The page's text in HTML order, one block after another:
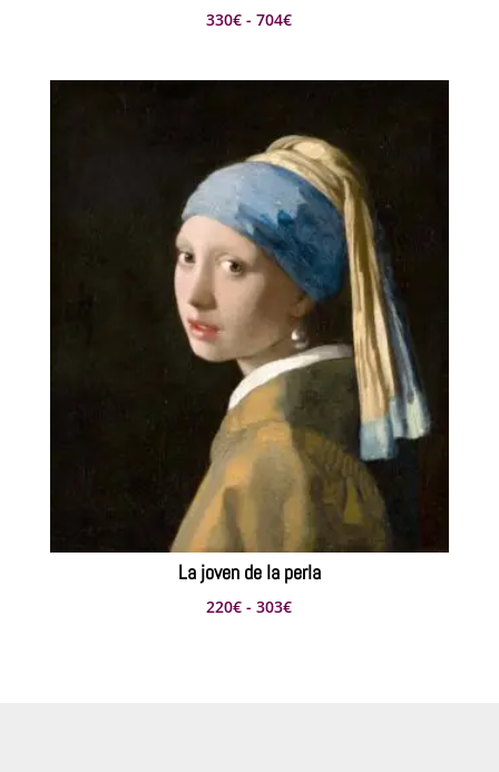
330€ - 704€Rango
precios:
330€
hasta
704€
La joven de la perla
220€ - 303€Rango